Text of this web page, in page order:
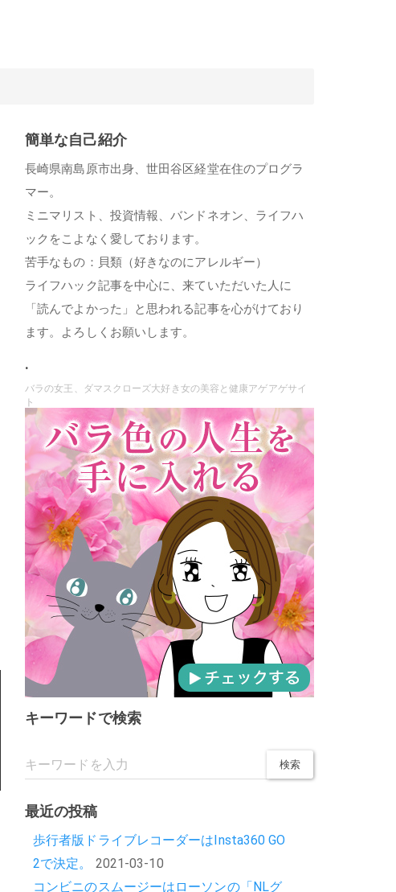
簡単な自己紹介
長崎県南島原市出身、世田谷区経堂在住のプログラ
マー。
ミニマリスト、投資情報、バンドネオン、ライフハ
ックをこよなく愛しております。
苦手なもの：貝類（好きなのにアレルギー）
ライフハック記事を中心に、来ていただいた人に
「読んでよかった」と思われる記事を心がけており
ます。よろしくお願いします。
.
バラの女王、ダマスクローズ大好き女の美容と健康アゲアゲサイ
ト
キーワードで検索
最近の投稿
歩行者版ドライブレコーダーはInsta360 GO
2で決定。
2021-03-10
コンビニのスムージーはローソンの「NLグ